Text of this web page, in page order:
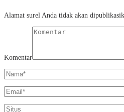
Alamat surel Anda tidak akan
Komentar